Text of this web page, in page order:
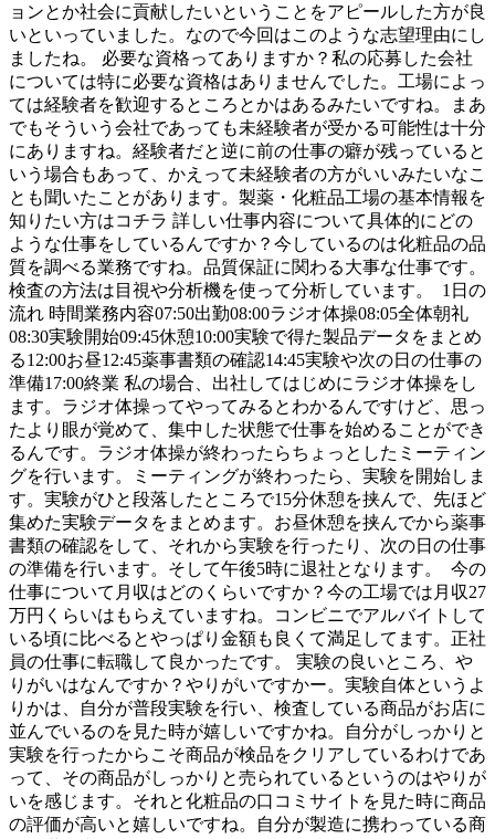
ョンとか社会に貢献したいということをアピールした方が良
いといっていました。なので今回はこのような志望理由にし
ましたね。 必要な資格ってありますか？私の応募した会社
については特に必要な資格はありませんでした。工場によっ
ては経験者を歓迎するところとかはあるみたいですね。まあ
でもそういう会社であっても未経験者が受かる可能性は十分
にありますね。経験者だと逆に前の仕事の癖が残っていると
いう場合もあって、かえって未経験者の方がいいみたいなこ
とも聞いたことがあります。製薬・化粧品工場の基本情報を
知りたい方はコチラ 詳しい仕事内容について具体的にどの
ような仕事をしているんですか？今しているのは化粧品の品
質を調べる業務ですね。品質保証に関わる大事な仕事です。
検査の方法は目視や分析機を使って分析しています。 1日の
流れ 時間業務内容07:50出勤08:00ラジオ体操08:05全体朝礼
08:30実験開始09:45休憩10:00実験で得た製品データをまとめ
る12:00お昼12:45薬事書類の確認14:45実験や次の日の仕事の
準備17:00終業 私の場合、出社してはじめにラジオ体操をし
ます。ラジオ体操ってやってみるとわかるんですけど、思っ
たより眼が覚めて、集中した状態で仕事を始めることができ
るんです。ラジオ体操が終わったらちょっとしたミーティン
グを行います。ミーティングが終わったら、実験を開始しま
す。実験がひと段落したところで15分休憩を挟んで、先ほど
集めた実験データをまとめます。お昼休憩を挟んでから薬事
書類の確認をして、それから実験を行ったり、次の日の仕事
の準備を行います。そして午後5時に退社となります。 今の
仕事について月収はどのくらいですか？今の工場では月収27
万円くらいはもらえていますね。コンビニでアルバイトして
いる頃に比べるとやっぱり金額も良くて満足してます。正社
員の仕事に転職して良かったです。 実験の良いところ、や
りがいはなんですか？やりがいですかー。実験自体というよ
りかは、自分が普段実験を行い、検査している商品がお店に
並んでいるのを見た時が嬉しいですかね。自分がしっかりと
実験を行ったからこそ商品が検品をクリアしているわけであ
って、その商品がしっかりと売られているというのはやりが
いを感じます。それと化粧品の口コミサイトを見た時に商品
の評価が高いと嬉しいですね。自分が製造に携わっている商